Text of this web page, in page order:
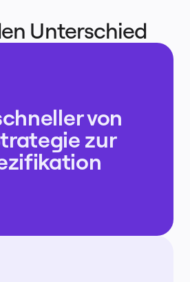
Unterschied
von
zur